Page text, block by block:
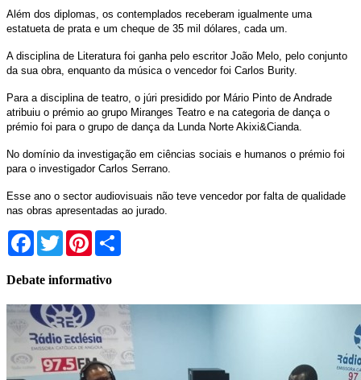
Além dos diplomas, os contemplados receberam igualmente uma
estatueta de prata e um cheque de 35 mil dólares, cada um.
A disciplina de Literatura foi ganha pelo escritor João Melo, pelo conjunto
da sua obra, enquanto da música o vencedor foi Carlos Burity.
Para a disciplina de teatro, o júri presidido por Mário Pinto de Andrade
atribuiu o prémio ao grupo Miranges Teatro e na categoria de dança o
prémio foi para o grupo de dança da Lunda Norte Akixi&Cianda.
No domínio da investigação em ciências sociais e humanos o prémio foi
para o investigador Carlos Serrano.
Esse ano o sector audiovisuais não teve vencedor por falta de qualidade
nas obras apresentadas ao jurado.
Facebook
TwitterPinterest
Debate informativo